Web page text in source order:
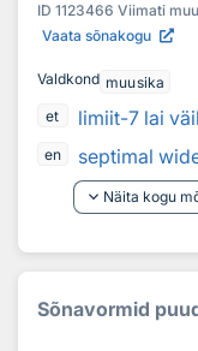
ID 1123466 Viimati
Vaata sõnakogu
Valdkond muusika
et
limiit-7 lai
en
septimal
keyboard_arrow_down Näita kogu
Sõnavormid